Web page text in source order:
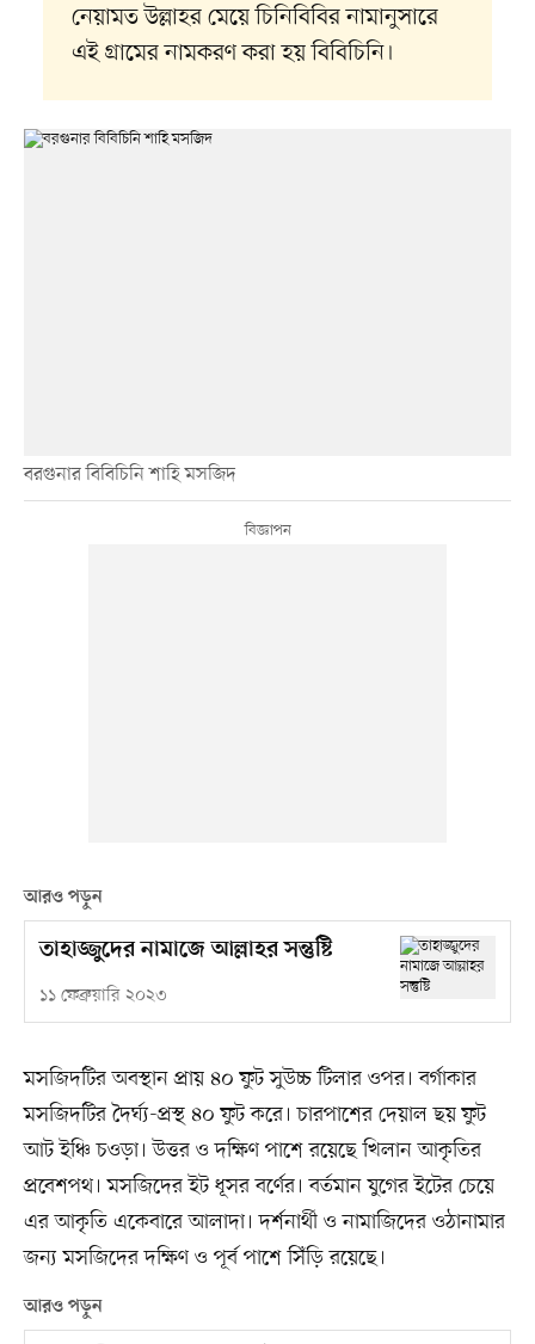
নেয়ামত উল্লাহর মেয়ে চিনিবিবির নামানুসারে
এই গ্রামের নামকরণ করা হয় বিবিচিনি।
বরগুনার বিবিচিনি শাহি মসজিদ
আরও পড়ুন
তাহাজ্জুদের নামাজে আল্লাহর সন্তুষ্টি
১১ ফেব্রুয়ারি ২০২৩
মসজিদটির অবস্থান প্রায় ৪০ ফুট সুউচ্চ টিলার ওপর। বর্গাকার
মসজিদটির দৈর্ঘ্য-প্রস্থ ৪০ ফুট করে। চারপাশের দেয়াল ছয় ফুট
আট ইঞ্চি চওড়া। উত্তর ও দক্ষিণ পাশে রয়েছে খিলান আকৃতির
প্রবেশপথ। মসজিদের ইট ধূসর বর্ণের। বর্তমান যুগের ইটের চেয়ে
এর আকৃতি একেবারে আলাদা। দর্শনার্থী ও নামাজিদের ওঠানামার
জন্য মসজিদের দক্ষিণ ও পূর্ব পাশে সিঁড়ি রয়েছে।
আরও পড়ুন